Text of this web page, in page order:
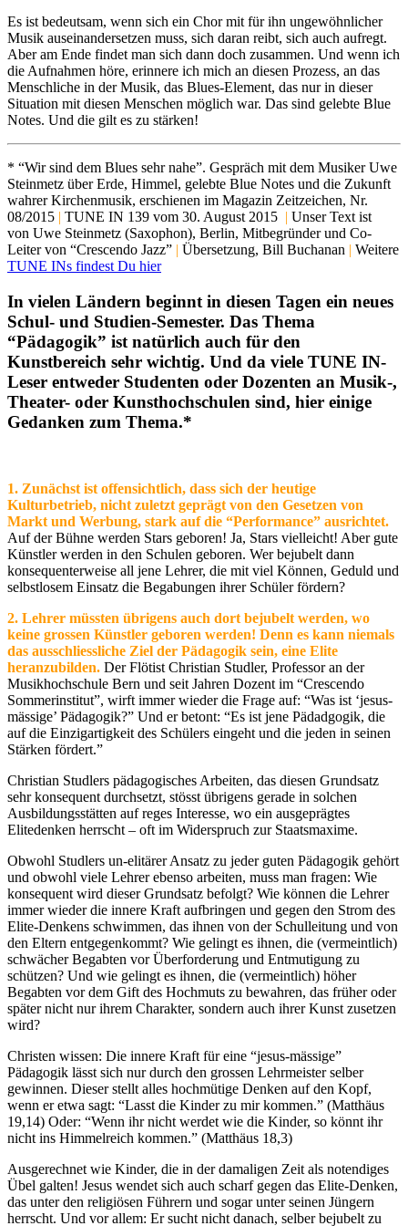
Es ist bedeutsam, wenn sich ein Chor mit für ihn ungewöhnlicher
Musik auseinandersetzen muss, sich daran reibt, sich auch aufregt.
Aber am Ende findet man sich dann doch zusammen. Und wenn ich
die Aufnahmen höre, erinnere ich mich an diesen Prozess, an das
Menschliche in der Musik, das Blues-Element, das nur in dieser
Situation mit diesen Menschen möglich war. Das sind gelebte Blue
Notes. Und die gilt es zu stärken!
* “Wir sind dem Blues sehr nahe”. Gespräch mit dem Musiker Uwe
Steinmetz über Erde, Himmel, gelebte Blue Notes und die Zukunft
wahrer Kirchenmusik, erschienen im Magazin Zeitzeichen, Nr.
08/2015 | TUNE IN 139 vom 30. August 2015 | Unser Text ist
von Uwe Steinmetz (Saxophon), Berlin, Mitbegründer und Co-
Leiter von “Crescendo Jazz” | Übersetzung, Bill Buchanan | Weitere
TUNE INs findest Du hier
In vielen Ländern beginnt in diesen Tagen ein neues
Schul- und Studien-Semester. Das Thema
“Pädagogik” ist natürlich auch für den
Kunstbereich sehr wichtig. Und da viele TUNE IN-
Leser entweder Studenten oder Dozenten an Musik-,
Theater- oder Kunsthochschulen sind, hier einige
Gedanken zum Thema.*
1. Zunächst ist offensichtlich, dass sich der heutige
Kulturbetrieb, nicht zuletzt geprägt von den Gesetzen von
Markt und Werbung, stark auf die “Performance” ausrichtet.
Auf der Bühne werden Stars geboren! Ja, Stars vielleicht! Aber gute
Künstler werden in den Schulen geboren. Wer bejubelt dann
konsequenterweise all jene Lehrer, die mit viel Können, Geduld und
selbstlosem Einsatz die Begabungen ihrer Schüler fördern?
2. Lehrer müssten übrigens auch dort bejubelt werden, wo
keine grossen Künstler geboren werden! Denn es kann niemals
das ausschliessliche Ziel der Pädagogik sein, eine Elite
heranzubilden. Der Flötist Christian Studler, Professor an der
Musikhochschule Bern und seit Jahren Dozent im “Crescendo
Sommerinstitut”, wirft immer wieder die Frage auf: “Was ist ‘jesus-
mässige’ Pädagogik?” Und er betont: “Es ist jene Pädadgogik, die
auf die Einzigartigkeit des Schülers eingeht und die jeden in seinen
Stärken fördert.”
Christian Studlers pädagogisches Arbeiten, das diesen Grundsatz
sehr konsequent durchsetzt, stösst übrigens gerade in solchen
Ausbildungsstätten auf reges Interesse, wo ein ausgeprägtes
Elitedenken herrscht – oft im Widerspruch zur Staatsmaxime.
Obwohl Studlers un-elitärer Ansatz zu jeder guten Pädagogik gehört
und obwohl viele Lehrer ebenso arbeiten, muss man fragen: Wie
konsequent wird dieser Grundsatz befolgt? Wie können die Lehrer
immer wieder die innere Kraft aufbringen und gegen den Strom des
Elite-Denkens schwimmen, das ihnen von der Schulleitung und von
den Eltern entgegenkommt? Wie gelingt es ihnen, die (vermeintlich)
schwächer Begabten vor Überforderung und Entmutigung zu
schützen? Und wie gelingt es ihnen, die (vermeintlich) höher
Begabten vor dem Gift des Hochmuts zu bewahren, das früher oder
später nicht nur ihrem Charakter, sondern auch ihrer Kunst zusetzen
wird?
Christen wissen: Die innere Kraft für eine “jesus-mässige”
Pädagogik lässt sich nur durch den grossen Lehrmeister selber
gewinnen. Dieser stellt alles hochmütige Denken auf den Kopf,
wenn er etwa sagt: “Lasst die Kinder zu mir kommen.” (Matthäus
19,14) Oder: “Wenn ihr nicht werdet wie die Kinder, so könnt ihr
nicht ins Himmelreich kommen.” (Matthäus 18,3)
Ausgerechnet wie Kinder, die in der damaligen Zeit als notendiges
Übel galten! Jesus wendet sich auch scharf gegen das Elite-Denken,
das unter den religiösen Führern und sogar unter seinen Jüngern
herrscht. Und vor allem: Er sucht nicht danach, selber bejubelt zu